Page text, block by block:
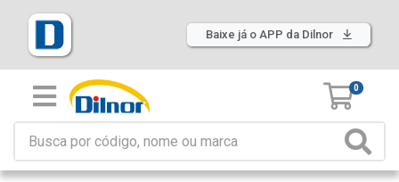
Baixe já o APP da Dilnor
0